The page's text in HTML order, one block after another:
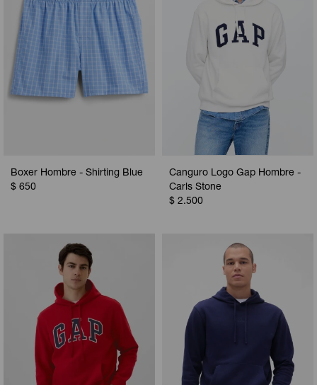
Boxer Hombre - Shirting Blue
$ 650
Canguro Logo Gap Hombre -
Carls Stone
$ 2.500